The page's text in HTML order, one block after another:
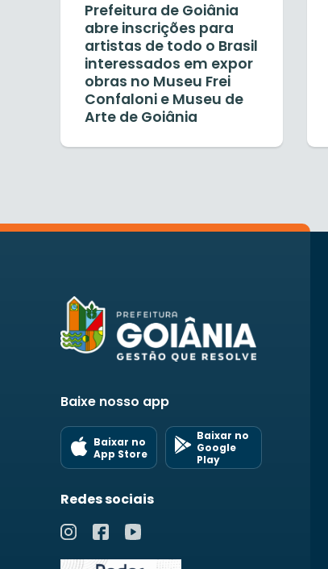
Prefeitura de Goiânia
abre inscrições para
artistas de todo o Brasil
interessados em expor
obras no Museu Frei
Confaloni e Museu de
Arte de Goiânia
Baixe nosso app
Baixar no
App Store
Baixar no
Google
Play
Redes sociais